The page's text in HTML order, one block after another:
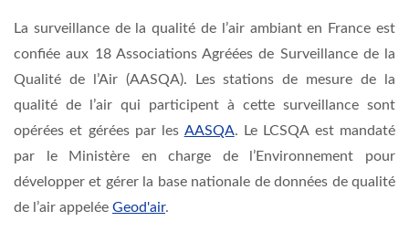
La surveillance de la qualité de l’air ambiant en France est
confiée aux 18 Associations Agréées de Surveillance de la
Qualité de l’Air (AASQA). Les stations de mesure de la
qualité de l’air qui participent à cette surveillance sont
opérées et gérées par les AASQA. Le LCSQA est mandaté
par le Ministère en charge de l’Environnement pour
développer et gérer la base nationale de données de qualité
de l’air appelée Geod'air.